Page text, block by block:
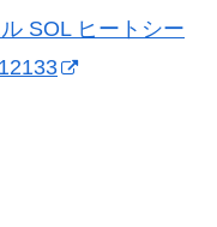
SOL ヒートシー